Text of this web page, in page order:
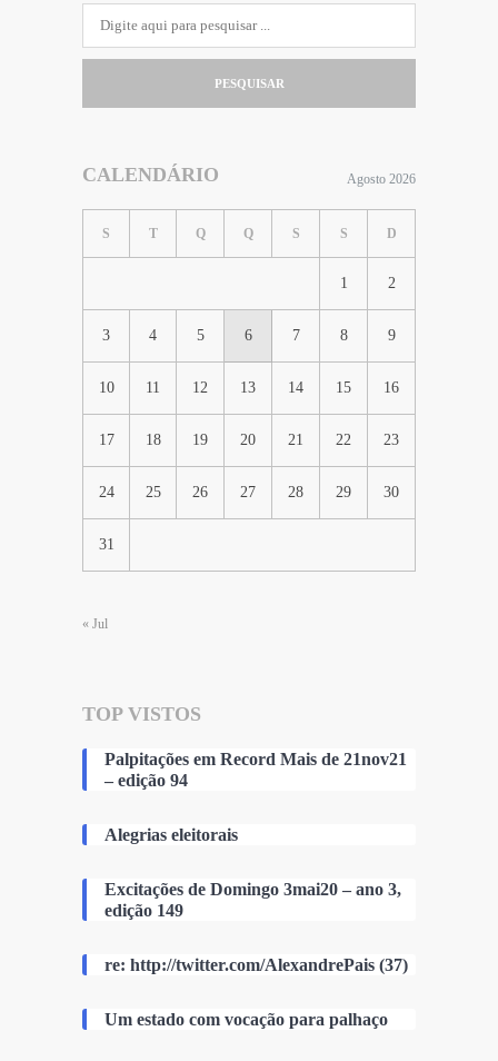
PESQUISAR
CALENDÁRIO Agosto 2026
S T Q Q S S D
1 2
3 4 5 6 7 8 9
10 11 12 13 14 15 16
17 18 19 20 21 22 23
24 25 26 27 28 29 30
31
« Jul
TOP VISTOS
Palpitações em Record Mais de 21nov21
– edição 94
Alegrias eleitorais
Excitações de Domingo 3mai20 – ano 3,
edição 149
re: http://twitter.com/AlexandrePais (37)
Um estado com vocação para palhaço